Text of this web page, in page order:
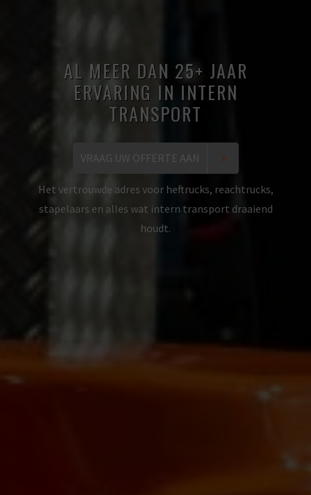
AL MEER DAN 25+ JAAR
ERVARING IN INTERN
TRANSPORT
VRAAG UW OFFERTE AAN
Het vertrouwde adres voor heftrucks, reachtrucks,
stapelaars en alles wat intern transport draaiend
houdt.